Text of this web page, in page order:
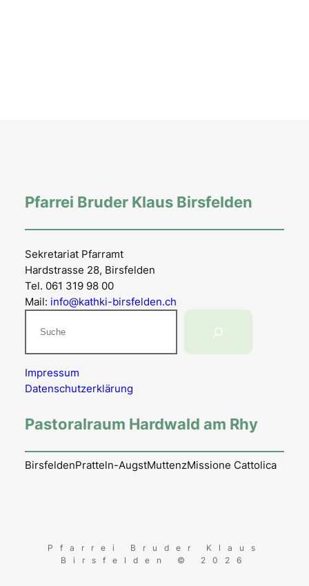
Pfarrei Bruder Klaus Birsfelden
Sekretariat Pfarramt
Hardstrasse 28, Birsfelden
Tel. 061 319 98 00
Mail: info@kathki-birsfelden.ch
Impressum
Datenschutzerklärung
Pastoralraum Hardwald am Rhy
BirsfeldenPratteln-AugstMuttenzMissione Cattolica
Pfarrei Bruder Klaus
Birsfelden © 2026